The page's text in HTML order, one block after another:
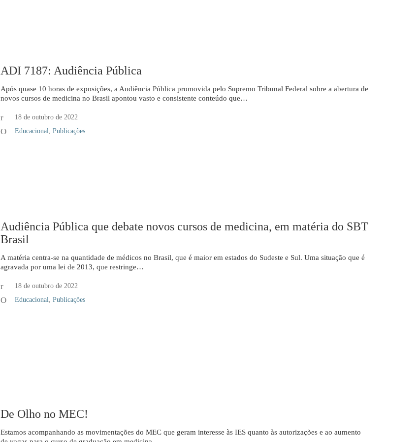
ADI 7187: Audiência Pública
Após quase 10 horas de exposições, a Audiência Pública promovida pelo Supremo Tribunal Federal sobre a abertura de
novos cursos de medicina no Brasil apontou vasto e consistente conteúdo que…
18 de outubro de 2022
Educacional, Publicações
Audiência Pública que debate novos cursos de medicina, em matéria do SBT
Brasil
A matéria centra-se na quantidade de médicos no Brasil, que é maior em estados do Sudeste e Sul. Uma situação que é
agravada por uma lei de 2013, que restringe…
18 de outubro de 2022
Educacional
Publicações
De Olho no MEC!
Estamos acompanhando as movimentações do MEC que geram interesse às IES quanto às autorizações e ao aumento